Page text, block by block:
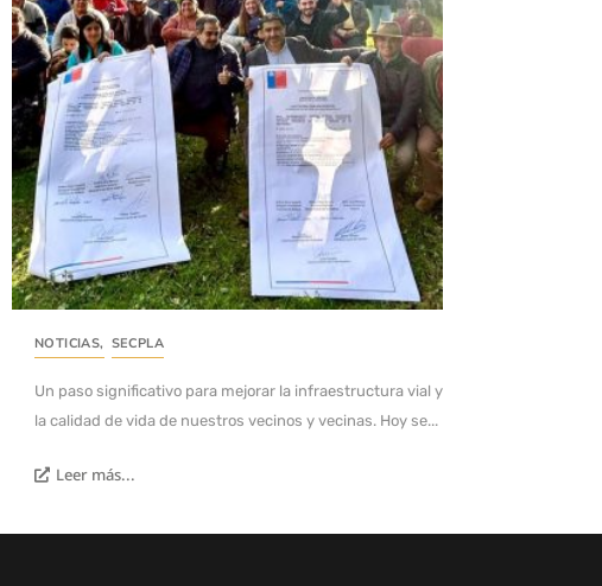
NOTICIAS, SECPLA
Un paso significativo para mejorar la infraestructura vial y
la calidad de vida de nuestros vecinos y vecinas. Hoy se...
Leer más...